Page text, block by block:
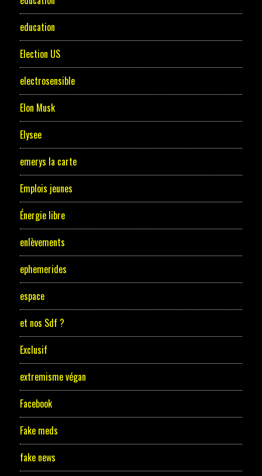
education
Election US
electrosensible
Elon Musk
Elysee
emerys la carte
Emplois jeunes
Énergie libre
enlèvements
ephemerides
espace
et nos Sdf ?
Exclusif
extremisme végan
Facebook
Fake meds
fake news